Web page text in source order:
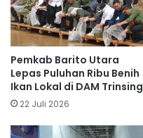
Pemkab Barito Utara
Lepas Puluhan Ribu Benih
Ikan Lokal di DAM Trinsing
22 Juli 2026